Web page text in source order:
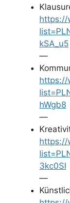
https://
kSA_u5
—
https://
hWgb8
—
https://
3kc0SI
—